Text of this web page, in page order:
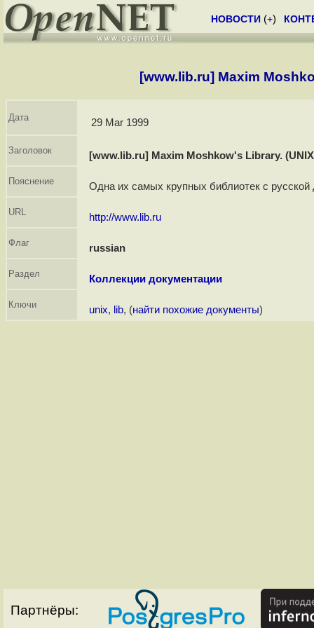
НОВОСТИ (+)
[www.lib.ru] Maxim
Дата 29 Mar 1999
Заголовок [www.lib.ru] Maxim Moshkow's Library.
Пояснение Одна их самых крупных библиотек с русской
URL http://www.lib.ru
Флаг russian
Раздел Коллекции документации
Ключи unix, lib, (найти похожие документы)
Партнёры: